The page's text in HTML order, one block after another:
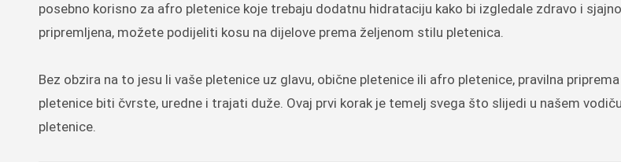
posebno korisno za afro pletenice koje trebaju dodatnu hidrataciju kako bi izgledale zdravo i
pripremljena, možete podijeliti kosu na dijelove prema željenom stilu pletenica.
Bez obzira na to jesu li vaše pletenice uz glavu, obične pletenice ili afro pletenice, pravilna
pletenice biti čvrste, uredne i trajati duže. Ovaj prvi korak je temelj svega što slijedi u našem
pletenice.